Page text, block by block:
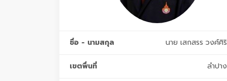
ชื่อ - นามสกุล นาย เสกสรร วงศ์ศิริ
เขตพื่นที่ ลำปาง